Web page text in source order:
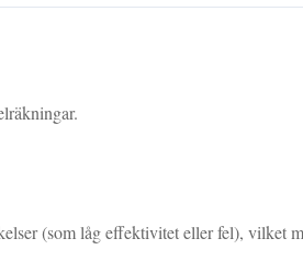
(som låg effektivitet eller fel), vilket